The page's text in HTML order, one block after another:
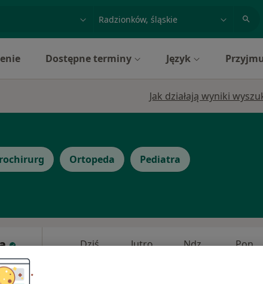
badanie lub nazwiskomiasto lub dzielnica
Dostępne terminy Język
Jak działają wyniki
Ortopeda Pediatra
Dziś Jutro Ndz, Pon,